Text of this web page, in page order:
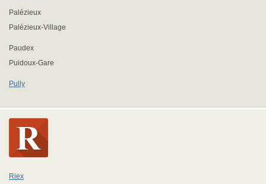
Palézieux
Palézieux-Village
Paudex
Puidoux-Gare
Pully
Riex